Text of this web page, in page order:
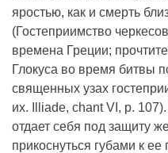
яростью, как и смерть
(Гостеприимство
времена Греции;
Глокуса во время битвы
священных узах
их. Illiade, chant VI, p.
отдает себя под защиту
прикоснуться губами к ее